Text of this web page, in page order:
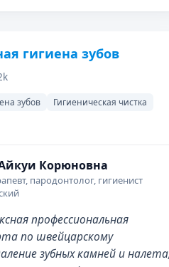
гигиена зубов
зубов
Гигиеническая чистка
Корюновна
пародонтолог, гигиенист
профессиональная
по швейцарскому
зубных камней и